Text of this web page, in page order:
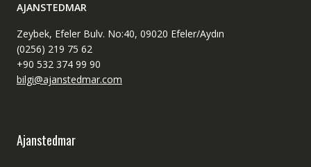
AJANSTEDMAR
Zeybek, Efeler Bulv. No:40, 09020 Efeler/Aydın
(0256) 219 75 62
+90 532 374 99 90
bilgi@ajanstedmar.com
Ajanstedmar